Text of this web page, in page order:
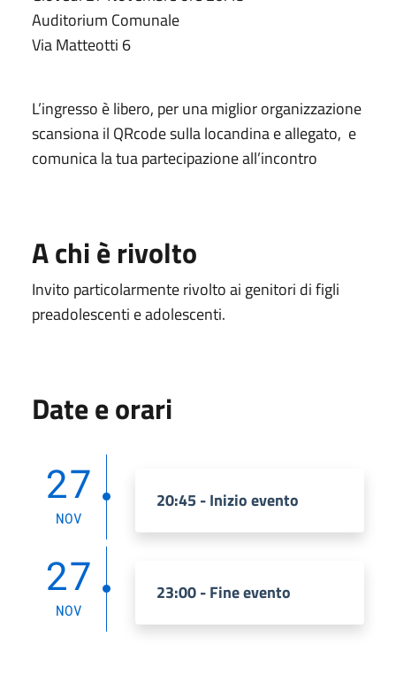
Auditorium Comunale
Via Matteotti 6
L’ingresso è libero, per una miglior organizzazione
scansiona il QRcode sulla locandina e allegato, e
comunica la tua partecipazione all’incontro
A chi è rivolto
Invito particolarmente rivolto ai genitori di figli
preadolescenti e adolescenti.
Date e orari
27
NOV
20:45 - Inizio evento
27
NOV
23:00 - Fine evento